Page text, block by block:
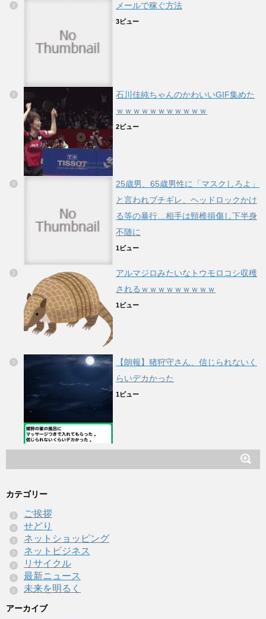
メールで稼ぐ方法
3ビュー
石川佳純ちゃんのかわいいGIF集めた
ｗｗｗｗｗｗｗｗｗｗｗ
2ビュー
25歳男、65歳男性に「マスクしろよ」
と言われブチギレ、ヘッドロックかけ
る等の暴行…相手は頸椎損傷し下半身
不随に
1ビュー
アルマジロみたいなトウモロコシ収穫
されるｗｗｗｗｗｗｗｗｗ
1ビュー
【朗報】猪狩守さん、信じられないく
らいデカかった
1ビュー
カテゴリー
ご挨拶
せどり
ネットショッピング
ネットビジネス
リサイクル
最新ニュース
未来を明るく
アーカイブ